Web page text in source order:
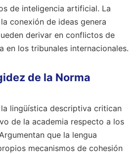
de inteligencia artificial. La
conexión de ideas genera
derivar en conflictos de
en los tribunales internacionales.
de la Norma
lingüística descriptiva critican
de la academia respecto a los
que la lengua
mecanismos de cohesión